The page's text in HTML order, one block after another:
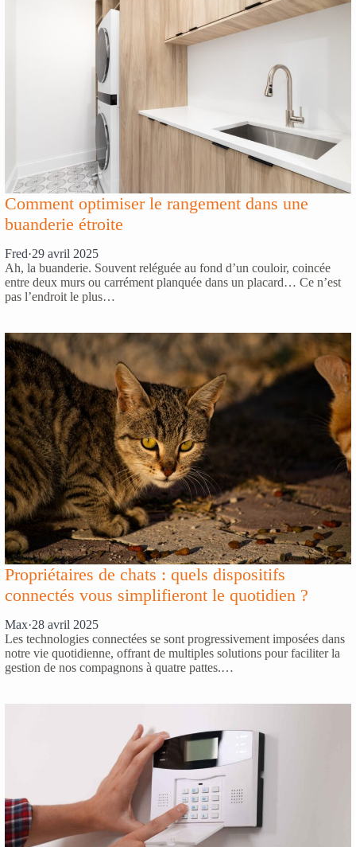
Comment optimiser le rangement dans une
buanderie étroite
Fred·29 avril 2025
Ah, la buanderie. Souvent reléguée au fond d’un couloir, coincée
entre deux murs ou carrément planquée dans un placard… Ce n’est
pas l’endroit le plus…
Propriétaires de chats : quels dispositifs
connectés vous simplifieront le quotidien ?
Max·28 avril 2025
Les technologies connectées se sont progressivement imposées dans
notre vie quotidienne, offrant de multiples solutions pour faciliter la
gestion de nos compagnons à quatre pattes.…